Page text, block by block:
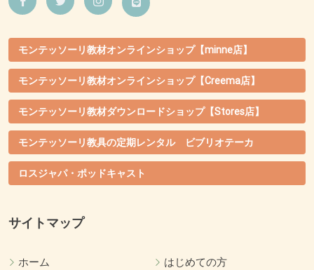
モンテッソーリ教材オンラインショップ【minne店】
モンテッソーリ教材オンラインショップ【Creema店】
モンテッソーリ教材ダウンロードショップ【Stores店】
モンテッソーリ教具の定期レンタル ビブリオテーカ
ロスジャパ・ポッドキャスト
サイトマップ
ホーム
はじめての方